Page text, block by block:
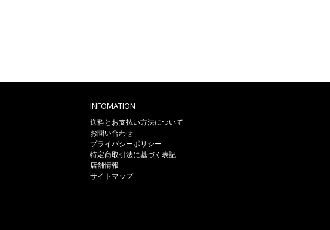
INFOMATION
送料とお支払い方法について
お問い合わせ
プライバシーポリシー
特定商取引法に基づく表記
店舗情報
サイトマップ